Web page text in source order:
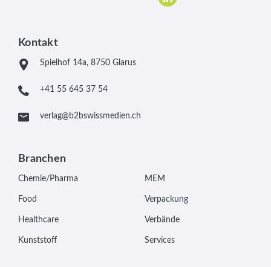
Kontakt
Spielhof 14a, 8750 Glarus
+41 55 645 37 54
verlag@b2bswissmedien.ch
Branchen
Chemie/Pharma
Food
Healthcare
Kunststoff
MEM
Verpackung
Verbände
Services